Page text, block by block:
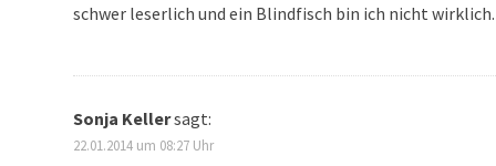
schwer leserlich und ein Blindfisch bin ich nicht wirklich.
Sonja Kellersagt:
22.01.2014 um 08:27 Uhr